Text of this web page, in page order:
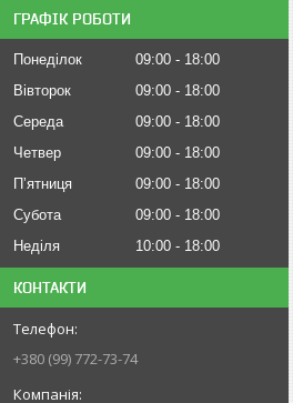
ГРАФІК РОБОТИ
Понеділок 09:00
18:00
Вівторок
09:00
18:00
Середа
09:00
18:00
Четвер
09:00
18:00
Пʼятниця
09:00
18:00
Субота
09:00
18:00
Неділя
10:00 18:00
КОНТАКТИ
+380 (99) 772-73-74